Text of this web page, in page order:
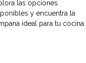
las opciones
y encuentra la
ideal para tu cocina.